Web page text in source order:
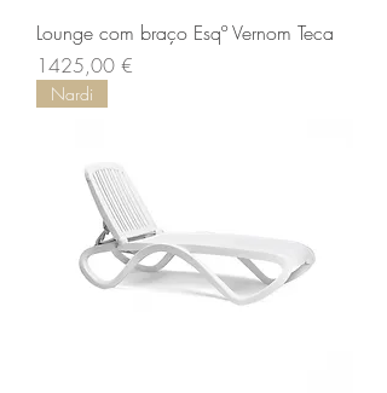
Lounge com braço Esqº Vernom Teca
Preço
1425,00 €
Nardi